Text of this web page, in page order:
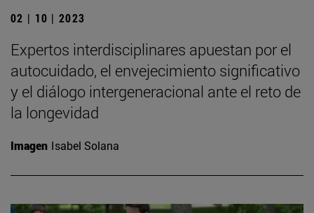
02 | 10 | 2023
Expertos interdisciplinares apuestan por el
autocuidado, el envejecimiento significativo
y el diálogo intergeneracional ante el reto de
la longevidad
Imagen Isabel Solana